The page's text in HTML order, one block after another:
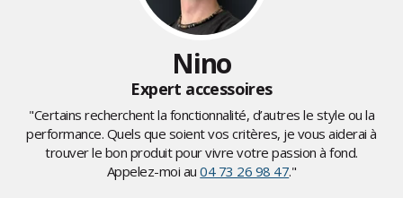
Nino
Expert accessoires
"Certains recherchent la fonctionnalité, d’autres le style ou la
performance. Quels que soient vos critères, je vous aiderai à
trouver le bon produit pour vivre votre passion à fond.
Appelez-moi au04 73 26 98 47."